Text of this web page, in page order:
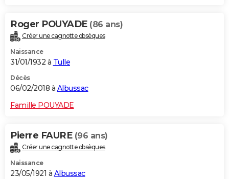
Roger POUYADE (86 ans)
Créer une cagnotte obsèques
Naissance
31/01/1932 à Tulle
Décès
06/02/2018 à Albussac
Famille POUYADE
Pierre FAURE (96 ans)
Créer une cagnotte obsèques
Naissance
23/05/1921 à Albussac